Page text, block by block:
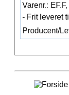
Varenr.:
- Frit leveret
Producent/